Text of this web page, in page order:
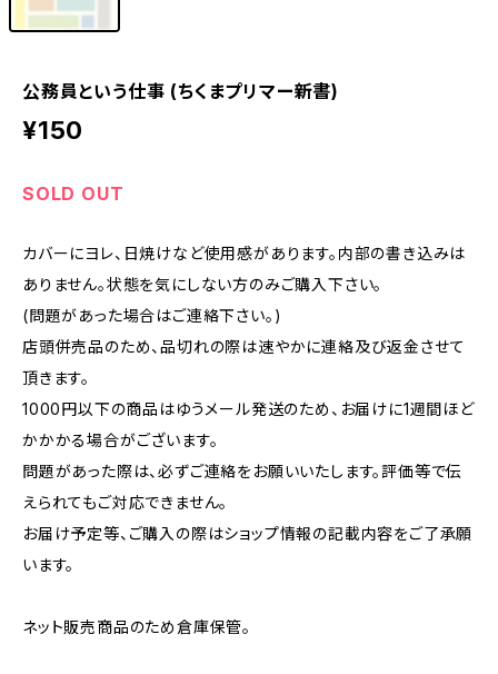
公務員という仕事 (ちくまプリマー新書)
¥150
SOLD OUT
カバーにヨレ、日焼けなど使用感があります。内部の書き込みは
ありません。状態を気にしない方のみご購入下さい。
(問題があった場合はご連絡下さい。)
店頭併売品のため、品切れの際は速やかに連絡及び返金させて
頂きます。
1000円以下の商品はゆうメール発送のため、お届けに1週間ほど
かかかる場合がございます。
問題があった際は、必ずご連絡をお願いいたします。評価等で伝
えられてもご対応できません。
お届け予定等、ご購入の際はショップ情報の記載内容をご了承願
います。
ネット販売商品のため倉庫保管。